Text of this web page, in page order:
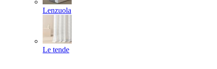
Lenzuola
Le tende